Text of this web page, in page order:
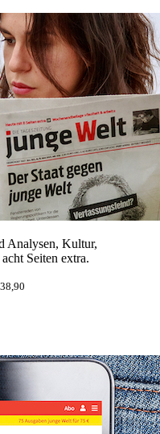
Analysen, Kultur,
Seiten extra.